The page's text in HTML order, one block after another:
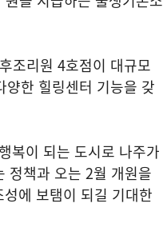
조리원 4호점이 대규모
양한 힐링센터 기능을 갖
복이 되는 도시로 나주가
정책과 오는 2월 개원을
에 보탬이 되길 기대한